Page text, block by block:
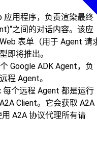
应用程序，负责渲染最终
之间的对话内容。该应
表单（用于 Agent 请
即将推出。
Google ADK Agent，负
程 Agent。
每个远程 Agent 都是运行
Client。它会获取 A2A
用 A2A 协议代理所有请